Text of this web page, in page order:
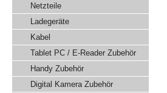
Netzteile
Ladegeräte
Kabel
Tablet PC / E-Reader Zubehör
Handy Zubehör
Digital Kamera Zubehör